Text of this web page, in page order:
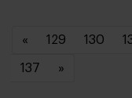
« 129 130
137 »